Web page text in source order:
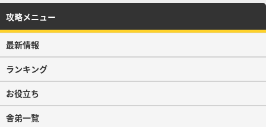
攻略メニュー
最新情報
ランキング
お役立ち
舎弟一覧